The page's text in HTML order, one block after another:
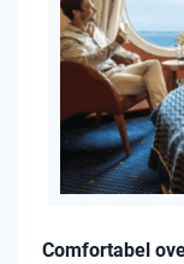
Comfortabel